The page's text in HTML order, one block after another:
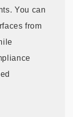
You can
from